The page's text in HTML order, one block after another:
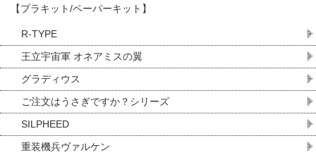
【プラキット/ペーパーキット】
R-TYPE
王立宇宙軍 オネアミスの翼
グラディウス
ご注文はうさぎですか？シリーズ
SILPHEED
重装機兵ヴァルケン